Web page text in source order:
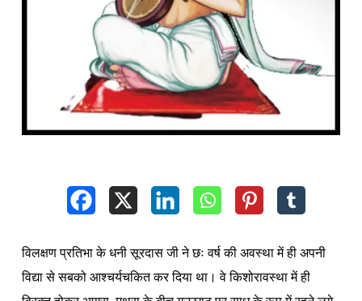
विलक्षण प्रतिभा के धनी सूरदास जी ने छः वर्ष की अवस्था में ही अपनी
विद्या से सबको आश्चर्यचकित कर दिया था। वे किशोरावस्था में ही